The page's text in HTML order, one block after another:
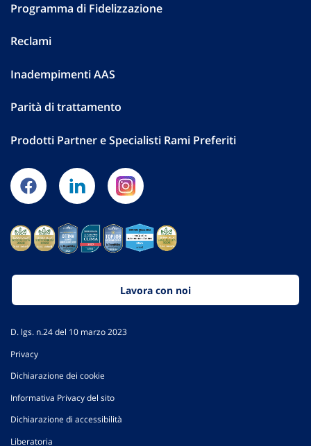
Programma di Fidelizzazione
Reclami
Inadempimenti AAS
Parità di trattamento
Prodotti Partner e Specialisti Rami Preferiti
Lavora con noi
D. lgs. n.24 del 10 marzo 2023
Privacy
Dichiarazione dei cookie
Informativa Privacy del sito
Dichiarazione di accessibilità
Liberatoria